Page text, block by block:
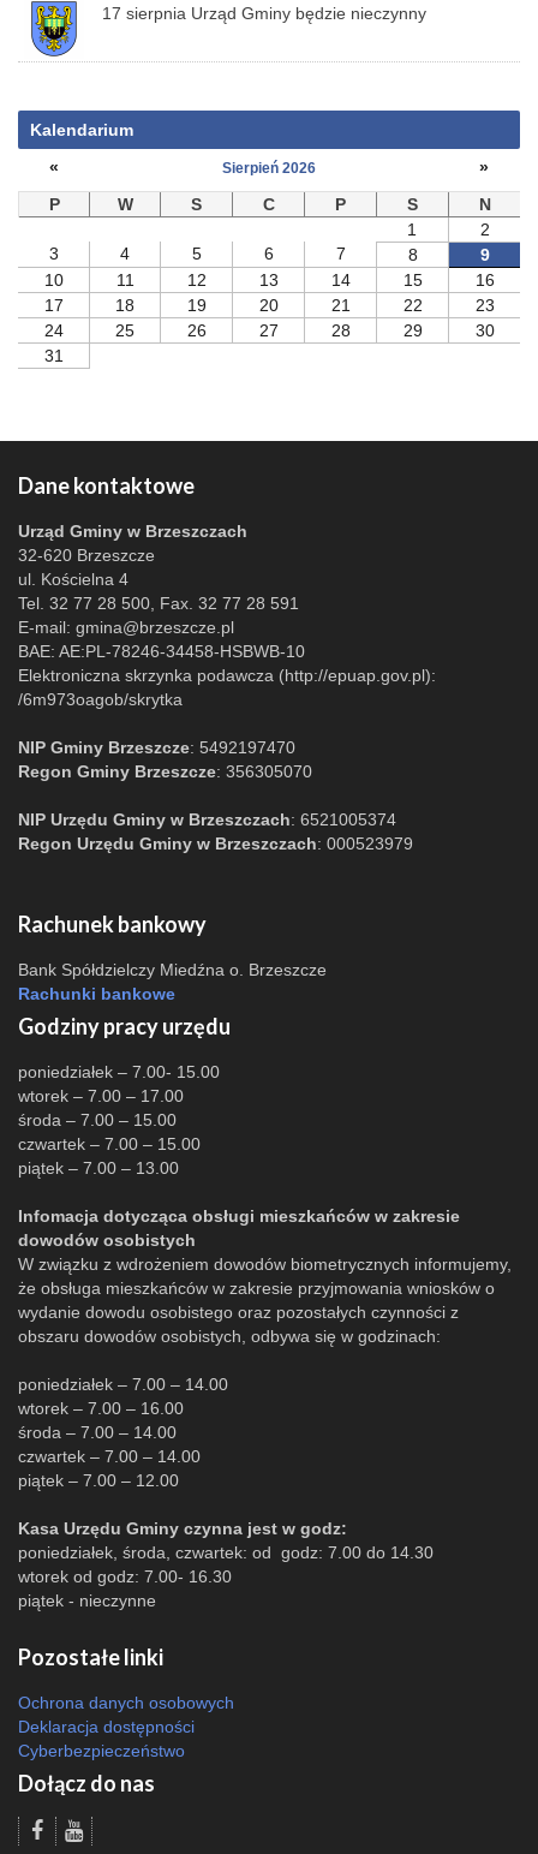
17 sierpnia Urząd Gminy będzie nieczynny
Kalendarium
«
Sierpień 2026
»
P
W S C P S
N
1
2
3
4 5 6 7 8
9
10
11 12 13 14 15
16
17
18 19 20 21 22
23
24
25 26 27 28 29
30
31
Dane kontaktowe
Urząd Gminy w Brzeszczach
32-620 Brzeszcze
ul. Kościelna 4
Tel. 32 77 28 500, Fax. 32 77 28 591
E-mail: gmina@brzeszcze.pl
BAE: AE:PL-78246-34458-HSBWB-10
Elektroniczna skrzynka podawcza (http://epuap.gov.pl):
/6m973oagob/skrytka
NIP Gminy Brzeszcze: 5492197470
Regon Gminy Brzeszcze: 356305070
NIP Urzędu Gminy w Brzeszczach: 6521005374
Regon Urzędu Gminy w Brzeszczach: 000523979
Rachunek bankowy
Bank Spółdzielczy Miedźna o. Brzeszcze
Rachunki bankowe
Godziny pracy urzędu
poniedziałek – 7.00- 15.00
wtorek – 7.00 – 17.00
środa – 7.00 – 15.00
czwartek – 7.00 – 15.00
piątek – 7.00 – 13.00
Infomacja dotycząca obsługi mieszkańców w zakresie
dowodów osobistych
W związku z wdrożeniem dowodów biometrycznych informujemy,
że obsługa mieszkańców w zakresie przyjmowania wniosków o
wydanie dowodu osobistego oraz pozostałych czynności z
obszaru dowodów osobistych, odbywa się w godzinach:
poniedziałek – 7.00 – 14.00
wtorek – 7.00 – 16.00
środa – 7.00 – 14.00
czwartek – 7.00 – 14.00
piątek – 7.00 – 12.00
Kasa Urzędu Gminy czynna jest w godz:
poniedziałek, środa, czwartek: od godz: 7.00 do 14.30
wtorek od godz: 7.00- 16.30
piątek - nieczynne
Pozostałe linki
Ochrona danych osobowych
Deklaracja dostępności
Cyberbezpieczeństwo
Dołącz do nas